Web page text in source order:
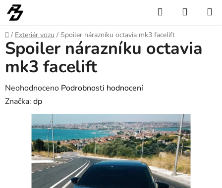
Přejít
na
obsah
Hledat
KOŠÍK
Domů
/ Exteriér vozu / Spoiler nárazníku octavia mk3 facelift
Spoiler nárazníku octavia
mk3 facelift
Průměrné
hodnocení
produktu
hvězdiček.
Neohodnoceno Podrobnosti hodnocení
Značka: dp